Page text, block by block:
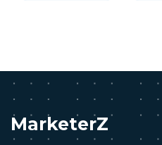
MarketerZ